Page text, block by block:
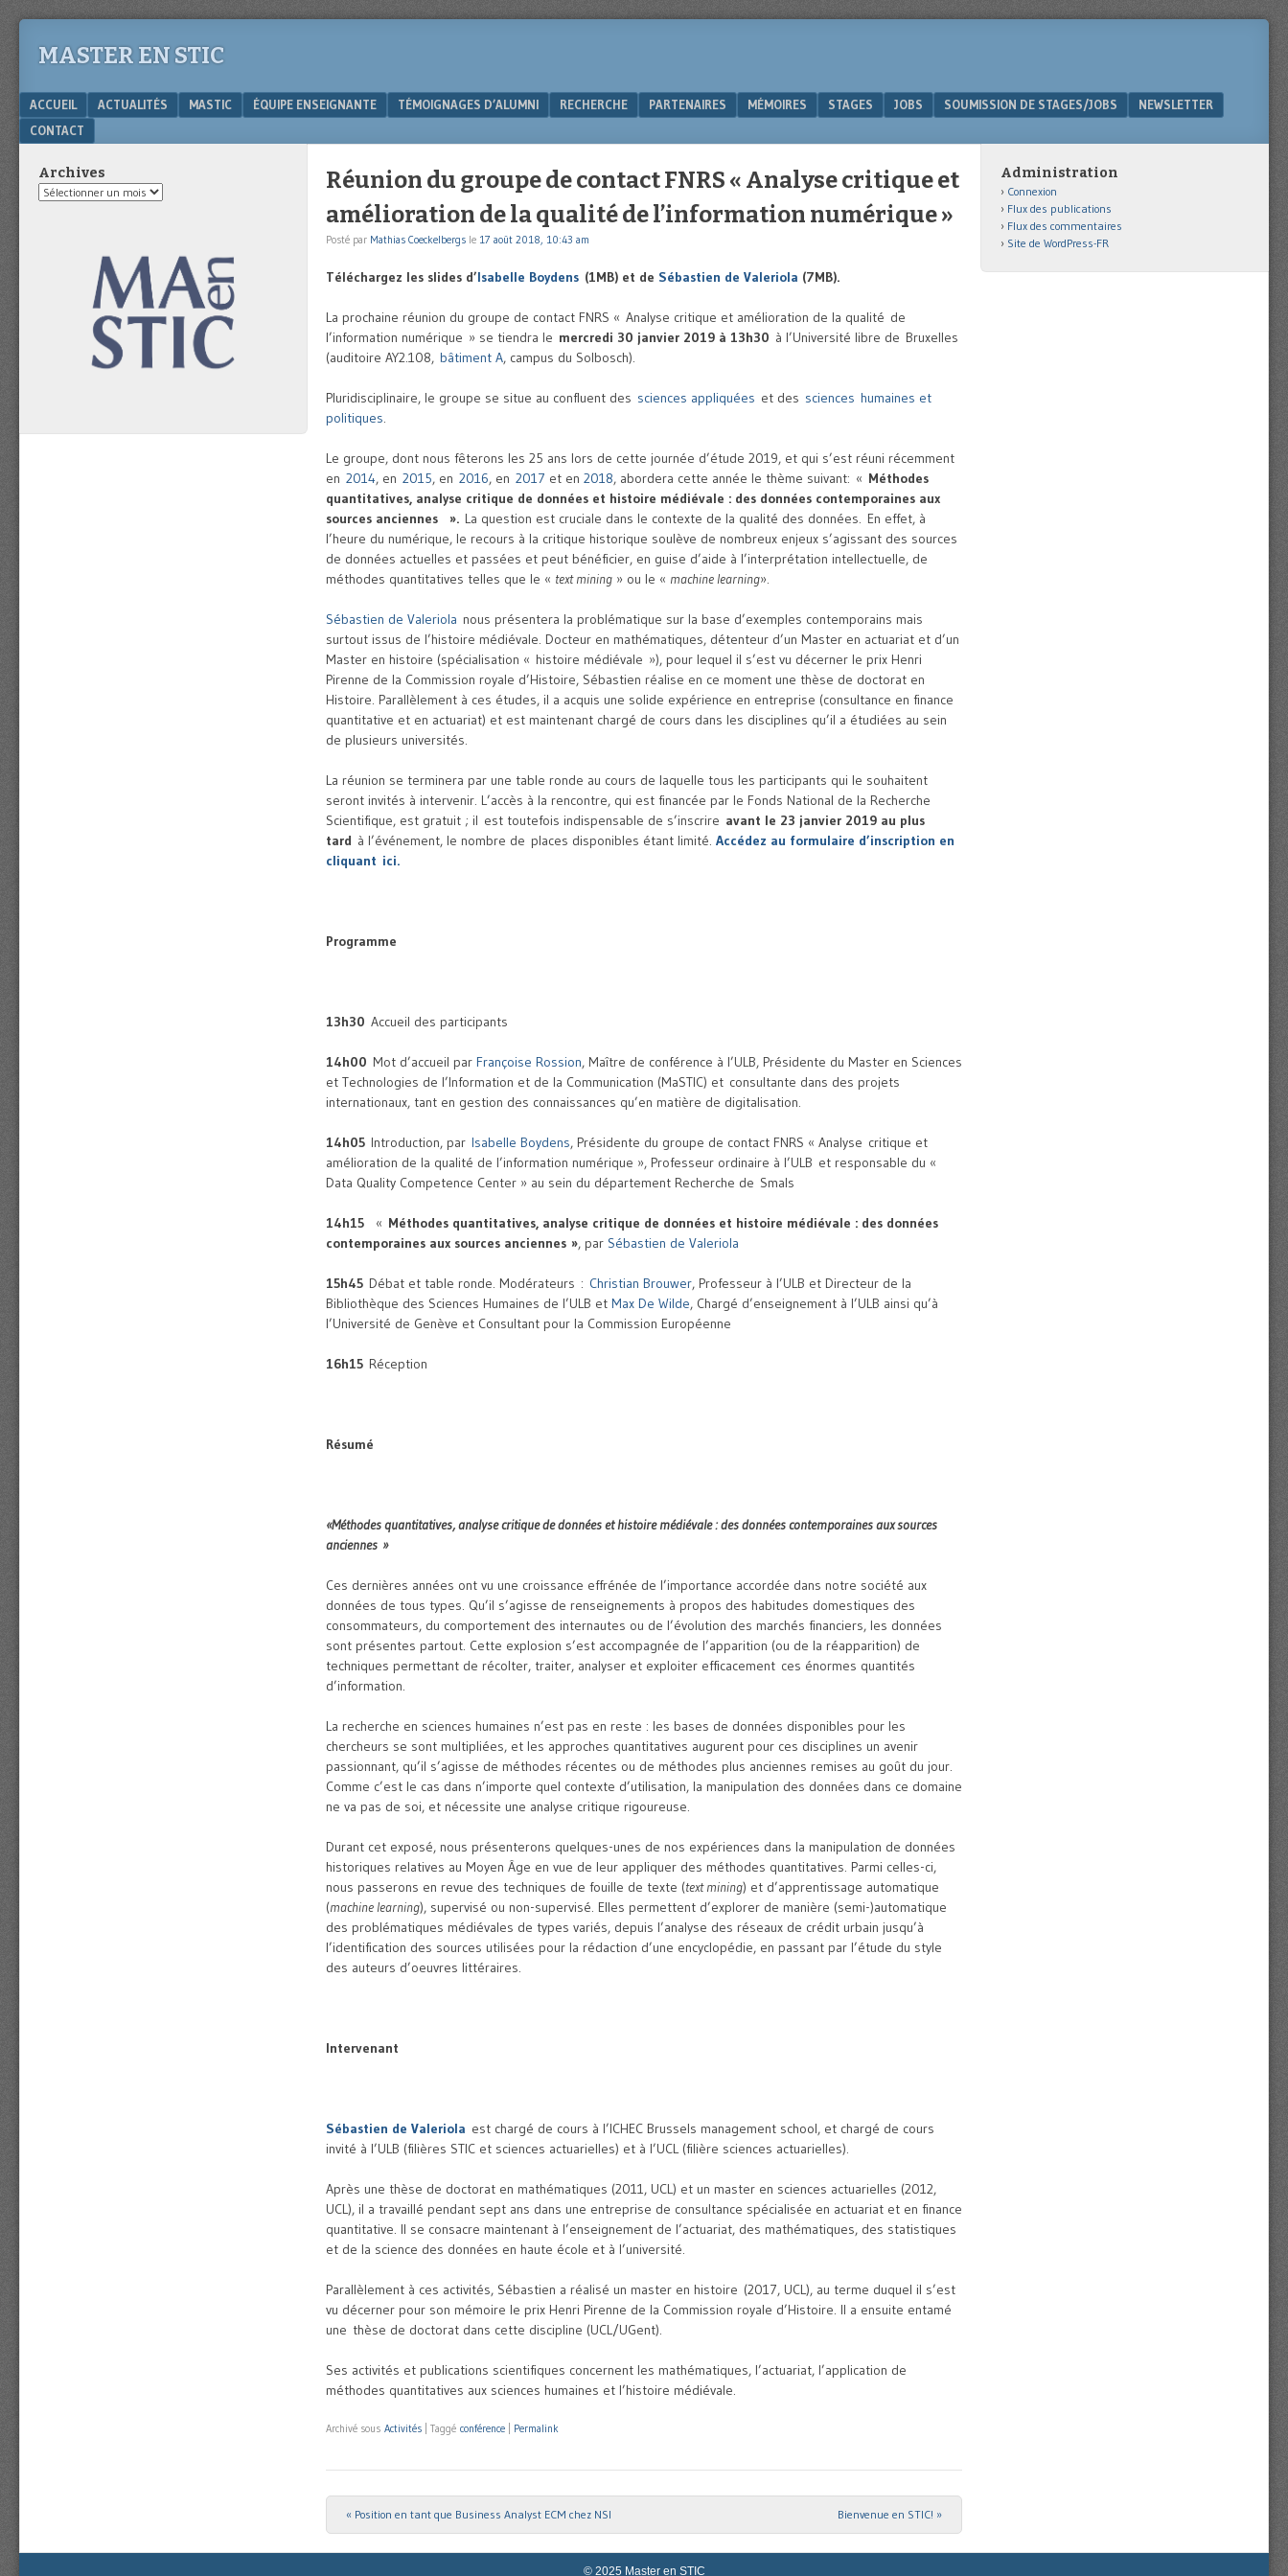
MASTER EN STIC
Menu
SKIP TO CONTENT
ACCUEIL ACTUALITÉS MASTIC ÉQUIPE ENSEIGNANTE TÉMOIGNAGES D’ALUMNI RECHERCHE PARTENAIRES MÉMOIRES STAGES JOBS SOUMISSION DE STAGES/JOBS
NEWSLETTER
CONTACT
Réunion du groupe de contact FNRS « Analyse critique et
amélioration de la qualité de l’information numérique »
Posté par Mathias Coeckelbergs le 17 août 2018, 10:43 am
Téléchargez les slides d’Isabelle Boydens (1MB) et de Sébastien de Valeriola (7MB).
La prochaine réunion du groupe de contact FNRS « Analyse critique et amélioration de la qualité de
l’information numérique » se tiendra le mercredi 30 janvier 2019 à 13h30 à l’Université libre de Bruxelles
(auditoire AY2.108, bâtiment A, campus du Solbosch).
Pluridisciplinaire, le groupe se situe au confluent des sciences appliquées et des sciences humaines et
politiques.
Le groupe, dont nous fêterons les 25 ans lors de cette journée d’étude 2019, et qui s’est réuni récemment
en 2014, en 2015, en 2016, en 2017 et en 2018, abordera cette année le thème suivant: « Méthodes
quantitatives, analyse critique de données et histoire médiévale : des données contemporaines aux
sources anciennes
». La question est cruciale dans le contexte de la qualité des données. En effet, à
l’heure du numérique, le recours à la critique historique soulève de nombreux enjeux s’agissant des sources
de données actuelles et passées et peut bénéficier, en guise d’aide à l’interprétation intellectuelle, de
méthodes quantitatives telles que le « text mining » ou le « machine learning».
Sébastien de Valeriola nous présentera la problématique sur la base d’exemples contemporains mais
surtout issus de l’histoire médiévale. Docteur en mathématiques, détenteur d’un Master en actuariat et d’un
Master en histoire (spécialisation « histoire médiévale »), pour lequel il s’est vu décerner le prix Henri
Pirenne de la Commission royale d’Histoire, Sébastien réalise en ce moment une thèse de doctorat en
Histoire. Parallèlement à ces études, il a acquis une solide expérience en entreprise (consultance en finance
quantitative et en actuariat) et est maintenant chargé de cours dans les disciplines qu’il a étudiées au sein
de plusieurs universités.
La réunion se terminera par une table ronde au cours de laquelle tous les participants qui le souhaitent
seront invités à intervenir. L’accès à la rencontre, qui est financée par le Fonds National de la Recherche
Scientifique, est gratuit ; il est toutefois indispensable de s’inscrire avant le 23 janvier 2019 au plus
tard à l’événement, le nombre de places disponibles étant limité. Accédez au formulaire d’inscription en
cliquant ici.
Programme
13h30 Accueil des participants
14h00 Mot d’accueil par Françoise Rossion, Maître de conférence à l’ULB, Présidente du Master en Sciences
et Technologies de l’Information et de la Communication (MaSTIC) et consultante dans des projets
internationaux, tant en gestion des connaissances qu’en matière de digitalisation.
14h05 Introduction, par Isabelle Boydens, Présidente du groupe de contact FNRS « Analyse critique et
amélioration de la qualité de l’information numérique », Professeur ordinaire à l’ULB et responsable du «
Data Quality Competence Center » au sein du département Recherche de Smals
14h15 « Méthodes quantitatives, analyse critique de données et histoire médiévale : des données
contemporaines aux sources anciennes », par Sébastien de Valeriola
15h45 Débat et table ronde. Modérateurs : Christian Brouwer, Professeur à l’ULB et Directeur de la
Bibliothèque des Sciences Humaines de l’ULB et Max De Wilde, Chargé d’enseignement à l’ULB ainsi qu’à
l’Université de Genève et Consultant pour la Commission Européenne
16h15 Réception
Résumé
«Méthodes quantitatives, analyse critique de données et histoire médiévale : des données contemporaines aux sources
anciennes »
Ces dernières années ont vu une croissance effrénée de l’importance accordée dans notre société aux
données de tous types. Qu’il s’agisse de renseignements à propos des habitudes domestiques des
consommateurs, du comportement des internautes ou de l’évolution des marchés financiers, les données
sont présentes partout. Cette explosion s’est accompagnée de l’apparition (ou de la réapparition) de
techniques permettant de récolter, traiter, analyser et exploiter efficacement ces énormes quantités
d’information.
La recherche en sciences humaines n’est pas en reste : les bases de données disponibles pour les
chercheurs se sont multipliées, et les approches quantitatives augurent pour ces disciplines un avenir
passionnant, qu’il s’agisse de méthodes récentes ou de méthodes plus anciennes remises au goût du jour.
Comme c’est le cas dans n’importe quel contexte d’utilisation, la manipulation des données dans ce domaine
ne va pas de soi, et nécessite une analyse critique rigoureuse.
Durant cet exposé, nous présenterons quelques-unes de nos expériences dans la manipulation de données
historiques relatives au Moyen Âge en vue de leur appliquer des méthodes quantitatives. Parmi celles-ci,
nous passerons en revue des techniques de fouille de texte (text mining) et d’apprentissage automatique
(machine learning), supervisé ou non-supervisé. Elles permettent d’explorer de manière (semi-)automatique
des problématiques médiévales de types variés, depuis l’analyse des réseaux de crédit urbain jusqu’à
l’identification des sources utilisées pour la rédaction d’une encyclopédie, en passant par l’étude du style
des auteurs d’oeuvres littéraires.
Intervenant
Sébastien de Valeriola est chargé de cours à l’ICHEC Brussels management school, et chargé de cours
invité à l’ULB (filières STIC et sciences actuarielles) et à l’UCL (filière sciences actuarielles).
Après une thèse de doctorat en mathématiques (2011, UCL) et un master en sciences actuarielles (2012,
UCL), il a travaillé pendant sept ans dans une entreprise de consultance spécialisée en actuariat et en finance
quantitative. Il se consacre maintenant à l’enseignement de l’actuariat, des mathématiques, des statistiques
et de la science des données en haute école et à l’université.
Parallèlement à ces activités, Sébastien a réalisé un master en histoire (2017, UCL), au terme duquel il s’est
vu décerner pour son mémoire le prix Henri Pirenne de la Commission royale d’Histoire. Il a ensuite entamé
une thèse de doctorat dans cette discipline (UCL/UGent).
Ses activités et publications scientifiques concernent les mathématiques, l’actuariat, l’application de
méthodes quantitatives aux sciences humaines et l’histoire médiévale.
Archivé sous Activités Taggé conférence Permalink
Post navigation
« Position en tant que Business Analyst ECM chez NSI Bienvenue en STIC! »
Archives
Archives
Administration
Connexion
Flux des publications
Flux des commentaires
Site de WordPress-FR
© 2025 Master en STIC